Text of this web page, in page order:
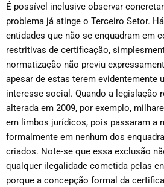
É possível inclusive observar
problema já atinge o Terceiro Setor.
entidades que não se enquadram em
restritivas de certificação,
normatização não previu
apesar de estas terem evidentemente
interesse social. Quando a legislação
alterada em 2009, por exemplo,
em limbos jurídicos, pois passaram a
formalmente em nenhum dos
criados. Note-se que essa exclusão
qualquer ilegalidade cometida pelas
porque a concepção formal da